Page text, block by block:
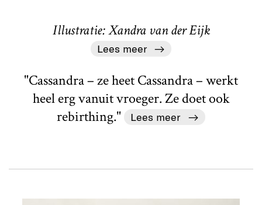
Illustratie: Xandra van der Eijk
Lees meer
"Cassandra – ze heet Cassandra – werkt
heel erg vanuit vroeger. Ze doet ook
rebirthing."
Lees meer